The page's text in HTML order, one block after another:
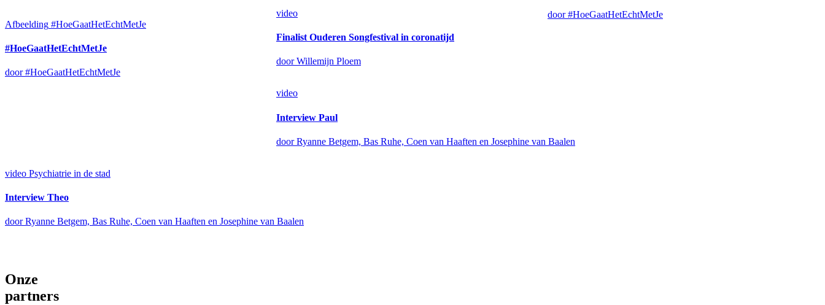
door #HoeGaatHetEchtMetJe
Afbeelding #HoeGaatHetEchtMetJe
#HoeGaatHetEchtMetJe
door #HoeGaatHetEchtMetJe
video
Finalist Ouderen Songfestival in coronatijd
door Willemijn Ploem
video
Interview Paul
door Ryanne Betgem, Bas Ruhe, Coen van Haaften en Josephine van Baalen
video Psychiatrie in de stad
Interview Theo
door Ryanne Betgem, Bas Ruhe, Coen van Haaften en Josephine van Baalen
Onze
partners